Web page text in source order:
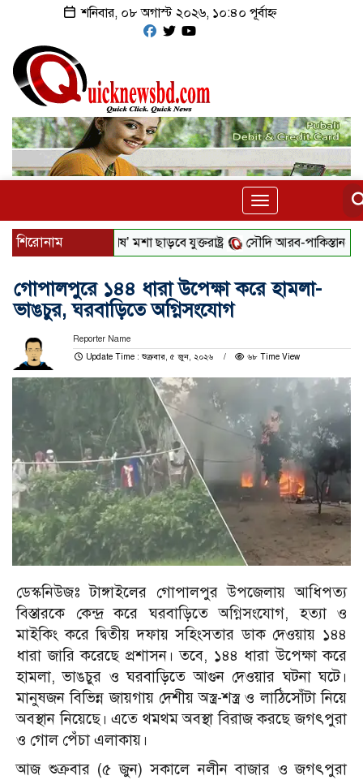
শনিবার, ০৮ অগাস্ট ২০২৬, ১০:৪০ পূর্বাহ্ন
Toggle
navigation
শিরোনাম
ছয় লাখ ‘বিশেষ’ মশা ছাড়বে যুক্তরাষ্ট্র সৌদি আরব-পাকিস্তান-তুরস্কের
গোপালপুরে ১৪৪ ধারা উপেক্ষা করে হামলা-
ভাঙচুর, ঘরবাড়িতে অগ্নিসংযোগ
Reporter Name
Update Time : শুক্রবার, ৫ জুন, ২০২৬
৬৮ Time View
ডেস্কনিউজঃ টাঙ্গাইলের গোপালপুর উপজেলায় আধিপত্য
বিস্তারকে কেন্দ্র করে ঘরবাড়িতে অগ্নিসংযোগ, হত্যা ও
মাইকিং করে দ্বিতীয় দফায় সহিংসতার ডাক দেওয়ায় ১৪৪
ধারা জারি করেছে প্রশাসন। তবে, ১৪৪ ধারা উপেক্ষা করে
হামলা, ভাঙচুর ও ঘরবাড়িতে আগুন দেওয়ার ঘটনা ঘটে।
মানুষজন বিভিন্ন জায়গায় দেশীয় অস্ত্র-শস্ত্র ও লাঠিসোঁটা নিয়ে
অবস্থান নিয়েছে। এতে থমথম অবস্থা বিরাজ করছে জগৎপুরা
ও গোল পেঁচা এলাকায়।
আজ শুক্রবার (৫ জুন) সকালে নলীন বাজার ও জগৎপুরা